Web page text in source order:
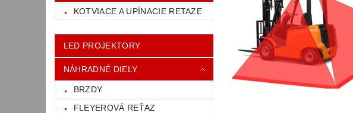
KOTVIACE A UPÍNACIE RETAZE
LED PROJEKTORY
NÁHRADNÉ DIELY
BRZDY
FLEYEROVÁ REŤAZ